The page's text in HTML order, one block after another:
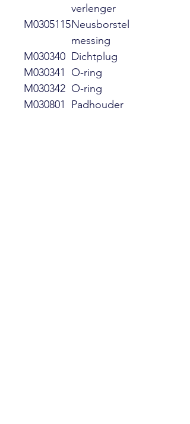
verlenger
M0305115Neusborstel
messing
M030340 Dichtplug
M030341
O-ring
M030342 O-ring
M030801
Padhouder